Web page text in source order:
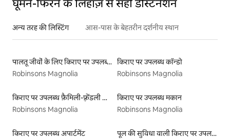
घूमने-फिरने के लिहाज़ से सही डेस्टिनेशन
अन्य तरह की लिस्टिंग आस-पास के बेहतरीन दर्शनीय स्थान
पालतू जीवों के लिए किराए पर उपलब्ध लिस्टिंग
Robinsons Magnolia
किराए पर उपलब्ध कॉन्डो
Robinsons Magnolia
किराए पर उपलब्ध फ़ैमिली-फ़्रेंडली लिस्टिंग
Robinsons Magnolia
किराए पर उपलब्ध मकान
Robinsons Magnolia
किराए पर उपलब्ध अपार्टमेंट
पूल की सुविधा वाली किराए पर उपलब्ध लिस्टिंग